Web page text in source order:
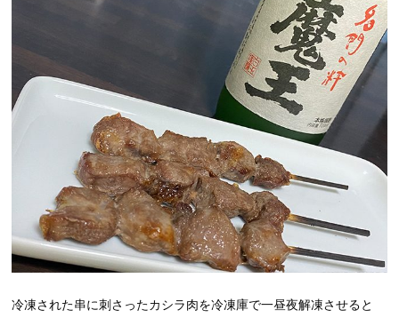
冷凍された串に刺さったカシラ肉を冷凍庫で一昼夜解凍させると